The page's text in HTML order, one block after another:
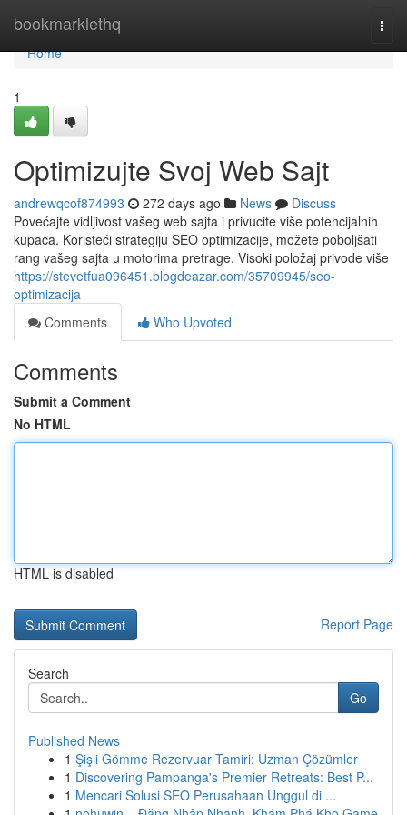
bookmarklethq
Home
Home
1
Optimizujte Svoj Web Sajt
andrewqcof874993 272 days ago News
Discuss
Povećajte vidljivost vašeg web sajta i privucite više potencijalnih
kupaca. Koristeći strategiju SEO optimizacije, možete poboljšati
rang vašeg sajta u motorima pretrage. Visoki položaj privode više
https://stevetfua096451.blogdeazar.com/35709945/seo-
optimizacija
Comments
Who Upvoted
Comments
Submit a Comment
No HTML
HTML is disabled
Report Page
Search
Go
Published News
1 Şişli Gömme Rezervuar Tamiri: Uzman Çözümler
1 Discovering Pampanga's Premier Retreats: Best P...
1 Mencari Solusi SEO Perusahaan Unggul di ...